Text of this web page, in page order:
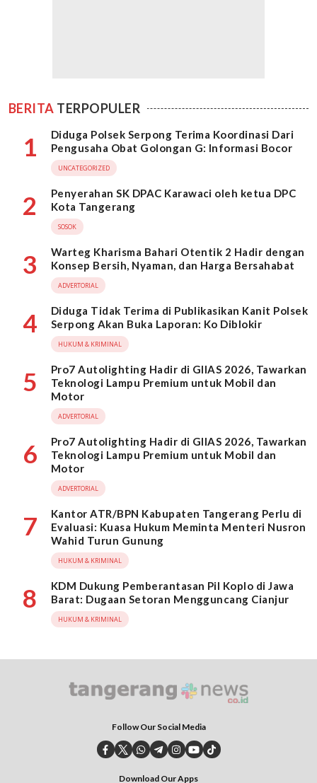
BERITA TERPOPULER
1
Diduga Polsek Serpong Terima Koordinasi Dari
Pengusaha Obat Golongan G: Informasi Bocor
UNCATEGORIZED
2
Penyerahan SK DPAC Karawaci oleh ketua DPC
Kota Tangerang
SOSOK
3
Warteg Kharisma Bahari Otentik 2 Hadir dengan
Konsep Bersih, Nyaman, dan Harga Bersahabat
ADVERTORIAL
4
Diduga Tidak Terima di Publikasikan Kanit Polsek
Serpong Akan Buka Laporan: Ko Diblokir
HUKUM & KRIMINAL
5
Pro7 Autolighting Hadir di GIIAS 2026, Tawarkan
Teknologi Lampu Premium untuk Mobil dan
Motor
ADVERTORIAL
6
Pro7 Autolighting Hadir di GIIAS 2026, Tawarkan
Teknologi Lampu Premium untuk Mobil dan
Motor
ADVERTORIAL
7
Kantor ATR/BPN Kabupaten Tangerang Perlu di
Evaluasi: Kuasa Hukum Meminta Menteri Nusron
Wahid Turun Gunung
HUKUM & KRIMINAL
8
KDM Dukung Pemberantasan Pil Koplo di Jawa
Barat: Dugaan Setoran Mengguncang Cianjur
HUKUM & KRIMINAL
Follow Our Social Media
Download Our Apps